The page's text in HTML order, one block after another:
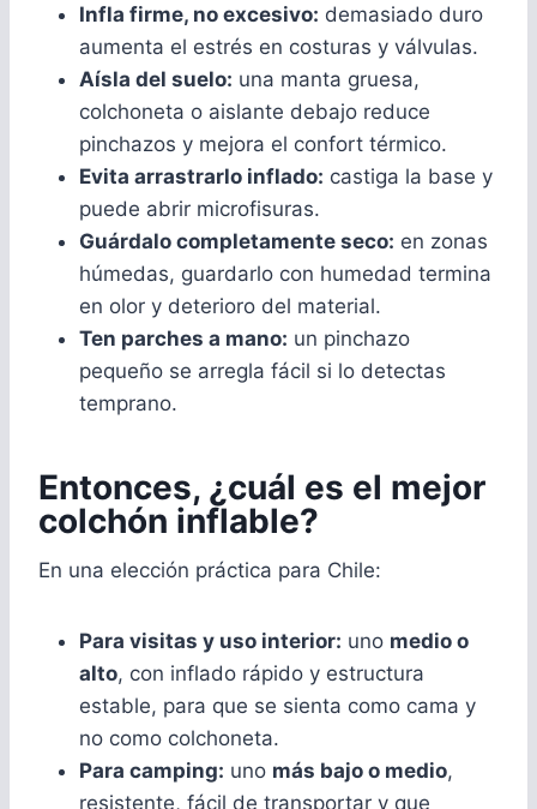
Infla firme, no excesivo: demasiado duro
aumenta el estrés en costuras y válvulas.
Aísla del suelo: una manta gruesa,
colchoneta o aislante debajo reduce
pinchazos y mejora el confort térmico.
Evita arrastrarlo inflado: castiga la base y
puede abrir microfisuras.
Guárdalo completamente seco: en zonas
húmedas, guardarlo con humedad termina
en olor y deterioro del material.
Ten parches a mano: un pinchazo
pequeño se arregla fácil si lo detectas
temprano.
Entonces, ¿cuál es el mejor
colchón inflable?
En una elección práctica para Chile:
Para visitas y uso interior: uno medio o
alto, con inflado rápido y estructura
estable, para que se sienta como cama y
no como colchoneta.
Para camping: uno más bajo o medio,
resistente, fácil de transportar y que